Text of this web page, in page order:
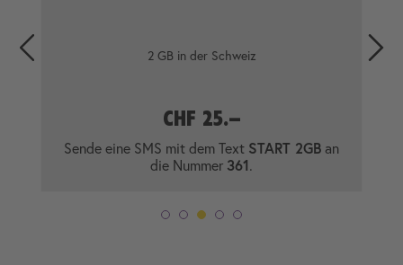
2 GB in der Schweiz
CHF 25.–
Sende eine SMS mit dem Text START 2GB an
die Nummer 361.